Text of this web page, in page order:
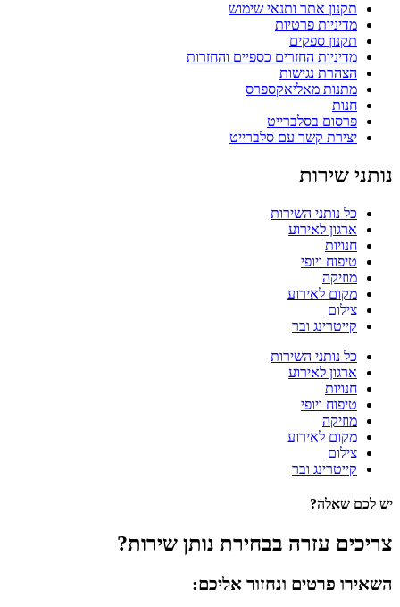
תקנון אתר ותנאי שימוש
מדיניות פרטיות
תקנון ספקים
מדיניות החזרים כספיים והחזרות
הצהרת נגישות
מתנות מאליאקספרס
חנות
פרסום בסלברייט
יצירת קשר עם סלברייט
נותני שירות
כל נותני השירות
ארגון לאירוע
חנויות
טיפוח ויופי
מוזיקה
מקום לאירוע
צילום
קייטרינג ובר
כל נותני השירות
ארגון לאירוע
חנויות
טיפוח ויופי
מוזיקה
מקום לאירוע
צילום
קייטרינג ובר
יש לכם שאלה?
צריכים עזרה בבחירת נותן שירות?
השאירו פרטים ונחזור אליכם: